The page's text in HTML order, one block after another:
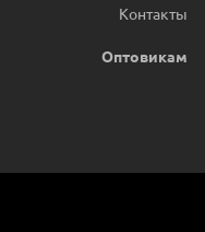
Контакты
Оптовикам